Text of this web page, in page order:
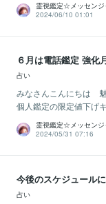
霊視鑑定☆メッセンジ
2024/06/10 01:01
６月は電話鑑定 強化
占い
みなさんこんにちは
個人鑑定の限定値下げ
霊視鑑定☆メッセンジ
2024/05/31 07:16
今後のスケジュール
占い